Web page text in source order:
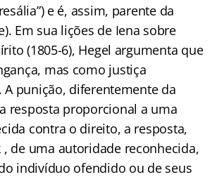
e é, assim, parente da
Em sua lições de Iena sobre
(1805-6), Hegel argumenta que
mas como justiça
A punição, diferentemente da
resposta proporcional a uma
contra o direito, a resposta,
, de uma autoridade reconhecida,
indivíduo ofendido ou de seus